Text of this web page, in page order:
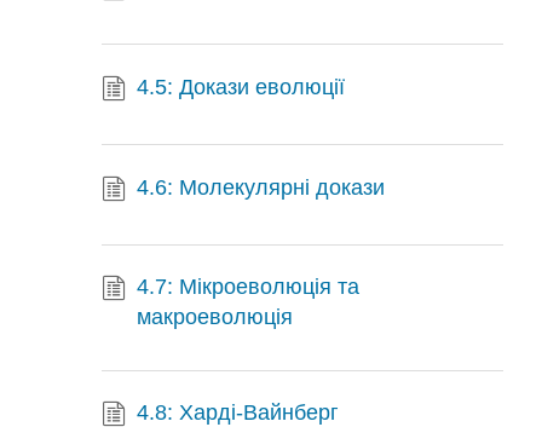
4.5: Докази еволюції
4.6: Молекулярні докази
4.7: Мікроеволюція та
макроеволюція
4.8: Харді-Вайнберг